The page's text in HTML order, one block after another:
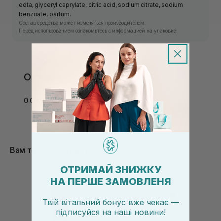
edta, glyceryl caprylate, citric acid, sodium citrate, sodium
benzoate, parfum.
Состав средства может изменяться производителем.
Перед использованием ознакомьтесь с информацией на упаковке.
Отзывы
0 Отзывов
Вам также понравится
ОТРИМАЙ ЗНИЖКУ
НА ПЕРШЕ ЗАМОВЛЕНЯ
Твій вітальний бонус вже чекає —
підписуйся на наші новини!